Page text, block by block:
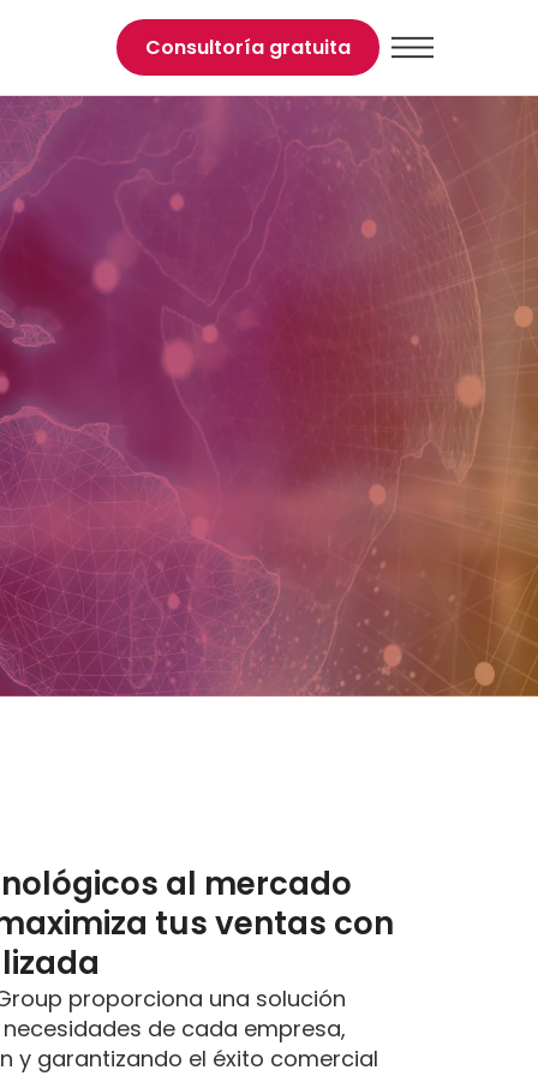
Consultoría gratuita
al mercado
tus ventas con
proporciona una solución
de cada empresa,
y garantizando el éxito comercial